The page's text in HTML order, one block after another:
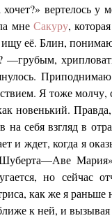
вертелось
мне Сакуру,
её. Блин,
—грубым,
Я тоже
новенький.
на себя взгляд в
и ждет, когда я
но сейчас
как же я раньше
к ней, и